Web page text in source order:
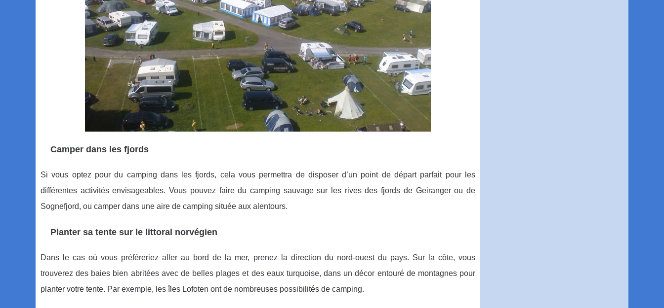
Camper dans les fjords
Si vous optez pour du camping dans les fjords, cela vous permettra de disposer d’un point de départ parfait pour les
différentes activités envisageables. Vous pouvez faire du camping sauvage sur les rives des fjords de Geiranger ou de
Sognefjord, ou camper dans une aire de camping située aux alentours.
Planter sa tente sur le littoral norvégien
Dans le cas où vous préféreriez aller au bord de la mer, prenez la direction du nord-ouest du pays. Sur la côte, vous
trouverez des baies bien abritées avec de belles plages et des eaux turquoise, dans un décor entouré de montagnes pour
planter votre tente. Par exemple, les îles Lofoten ont de nombreuses possibilités de camping.